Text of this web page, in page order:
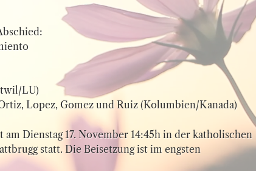
LU)
Lopez, Gomez und Ruiz (Kolumbien/Kanada)
Dienstag 17. November 14:45h in der katholischen
statt. Die Beisetzung ist im engsten